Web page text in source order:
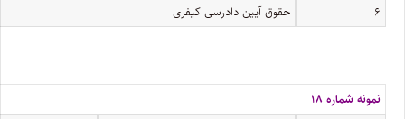
۶
حقوق آیین دادرسی کیفری
نمونه شماره ۱۸